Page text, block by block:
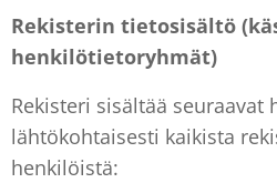
Rekisterin tietosisältö
henkilötietoryhmät)
Rekisteri sisältää seuraavat
lähtökohtaisesti kaikista
henkilöistä: